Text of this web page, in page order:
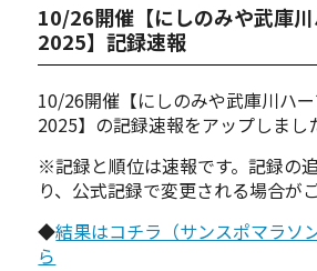
10/26開催【にしのみや武庫
2025】記録速報
10/26開催【にしのみや武庫川ハ
2025】の記録速報をアップしまし
※記録と順位は速報です。記録の
り、公式記録で変更される場合が
◆結果はコチラ（サンスポマラソ
ら